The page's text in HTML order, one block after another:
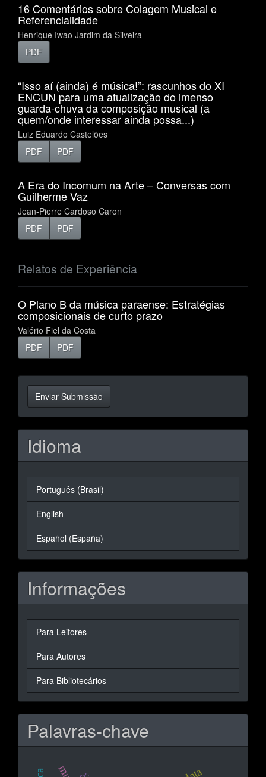
16 Comentários sobre Colagem Musical e
Referencialidade
Henrique Iwao Jardim da Silveira
PDF
“Isso aí (ainda) é música!”: rascunhos do XI
ENCUN para uma atualização do imenso
guarda-chuva da composição musical (a
quem/onde interessar ainda possa...)
Luiz Eduardo Castelões
PDF
PDF
A Era do Incomum na Arte – Conversas com
Guilherme Vaz
Jean-Pierre Cardoso Caron
PDF
PDF
Relatos de Experiência
O Plano B da música paraense: Estratégias
composicionais de curto prazo
Valério Fiel da Costa
PDF
PDF
Enviar
Submissão
Enviar Submissão
Idioma
Português (Brasil)
English
Español (España)
Informações
Para Leitores
Para Autores
Para Bibliotecários
Palavras-chave